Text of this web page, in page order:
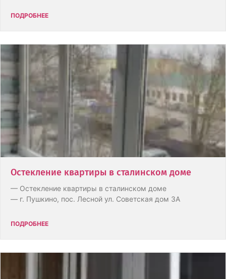
ПОДРОБНЕЕ
Остекление квартиры в сталинском доме
— Остекление квартиры в сталинском доме
— г. Пушкино, пос. Лесной ул. Советская дом 3А
ПОДРОБНЕЕ